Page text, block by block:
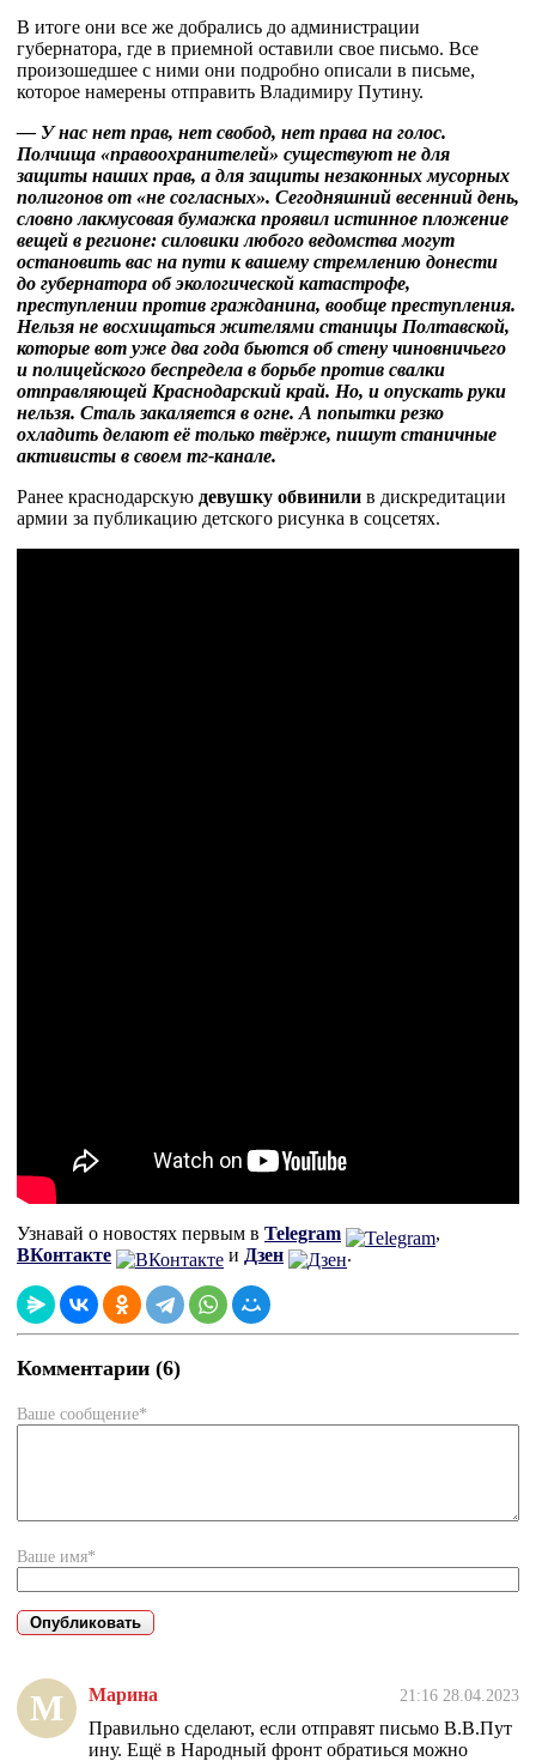
В итоге они все же добрались до администрации
губернатора, где в приемной оставили свое письмо. Все
произошедшее с ними они подробно описали в письме,
которое намерены отправить Владимиру Путину.
— У нас нет прав, нет свобод, нет права на голос.
Полчища «правоохранителей» существуют не для
защиты наших прав, а для защиты незаконных мусорных
полигонов от «не согласных». Сегодняшний весенний день,
словно лакмусовая бумажка проявил истинное пложение
вещей в регионе: силовики любого ведомства могут
остановить вас на пути к вашему стремлению донести
до губернатора об экологической катастрофе,
преступлении против гражданина, вообще преступления.
Нельзя не восхищаться жителями станицы Полтавской,
которые вот уже два года бьются об стену чиновничьего
и полицейского беспредела в борьбе против свалки
отправляющей Краснодарский край. Но, и опускать руки
нельзя. Сталь закаляется в огне. А попытки резко
охладить делают её только твёрже, пишут станичные
активисты в своем тг-канале.
Ранее краснодарскую девушку обвинили в дискредитации
армии за публикацию детского рисунка в соцсетях.
Узнавай о новостях первым в Telegram
,
ВКонтакте
и Дзен .
Комментарии (6)
Ваше сообщение*
Ваше имя*
М Марина 21:16 28.04.2023
Правильно сделают, если отправят письмо В.В.Пут
ину. Ещё в Народный фронт обратиься можно